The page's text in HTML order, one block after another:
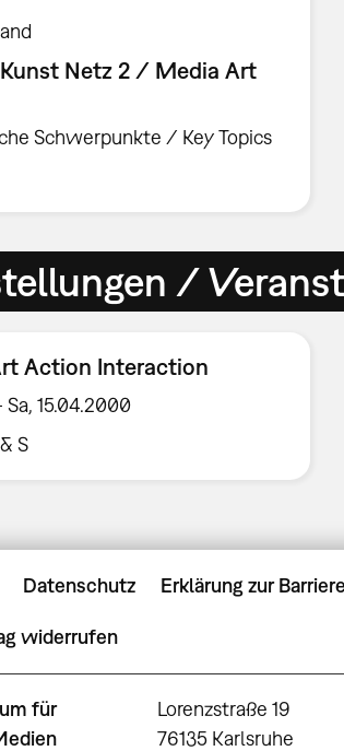
Netz 2 / Media Art
Schwerpunkte / Key Topics
/
Action Interaction
Sa, 15.04.2000
S
Datenschutz Erklärung zur
widerrufen
für
Lorenzstraße 19
76135 Karlsruhe